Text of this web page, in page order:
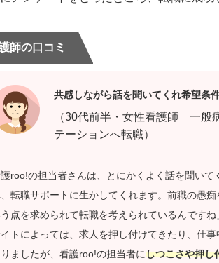
師の口コミ
共感しながら話を聞いてくれ希望条
（30代前半・女性看護師 一般
テーションへ転職）
roo!の担当者さんは、とにかくよく話を聞い
転職サポートに生かしてくれます。前職の愚
点を求められて転職を考えられているんですね
トによっては、求人を押し付けてきたり、仕
ましたが、看護roo!の担当者にしつこさや押し